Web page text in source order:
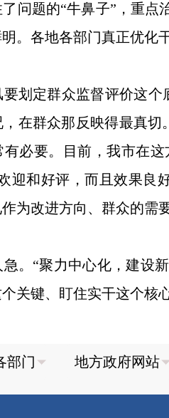
问题的“牛鼻子”，重点
。各地各部门真正优化
定群众监督评价这个
，在群众那反映得最真
必要。目前，我市在
迎和好评，而且效果良
为改进方向、群众的需
“聚力中心化，建设新
关键、盯住实干这个核